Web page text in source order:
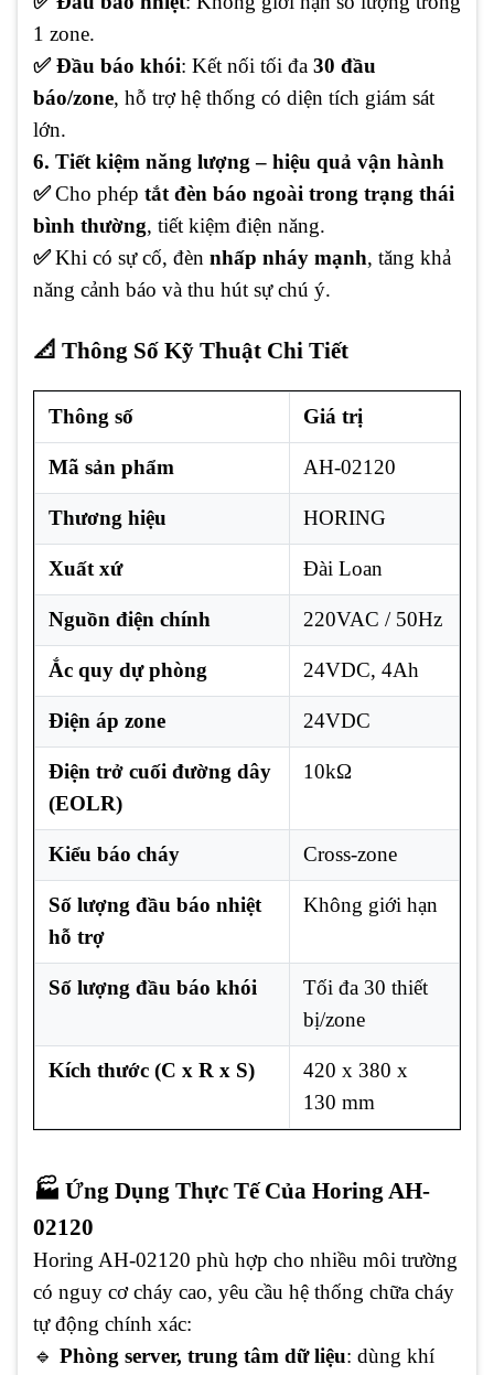
1 zone.
✅ Đầu báo khói: Kết nối tối đa 30 đầu
báo/zone, hỗ trợ hệ thống có diện tích giám sát
lớn.
6. Tiết kiệm năng lượng – hiệu quả vận hành
✅Cho phép tắt đèn báo ngoài trong trạng thái
bình thường, tiết kiệm điện năng.
✅Khi có sự cố, đèn nhấp nháy mạnh, tăng khả
năng cảnh báo và thu hút sự chú ý.
📐 Thông Số Kỹ Thuật Chi Tiết
Thông số Giá trị
Mã sản phẩm AH-02120
Thương hiệu HORING
Xuất xứ Đài Loan
Nguồn điện chính 220VAC / 50Hz
Ắc quy dự phòng 24VDC, 4Ah
Điện áp zone 24VDC
Điện trở cuối đường dây
(EOLR)
10kΩ
Kiểu báo cháy Cross-zone
Số lượng đầu báo nhiệt
hỗ trợ
Không giới hạn
Số lượng đầu báo khói
Tối đa 30 thiết
bị/zone
Kích thước (C x R x S)
420 x 380 x
130 mm
🏭 Ứng Dụng Thực Tế Của Horing AH-
02120
Horing AH-02120 phù hợp cho nhiều môi trường
có nguy cơ cháy cao, yêu cầu hệ thống chữa cháy
tự động chính xác:
🔹 Phòng server, trung tâm dữ liệu: dùng khí